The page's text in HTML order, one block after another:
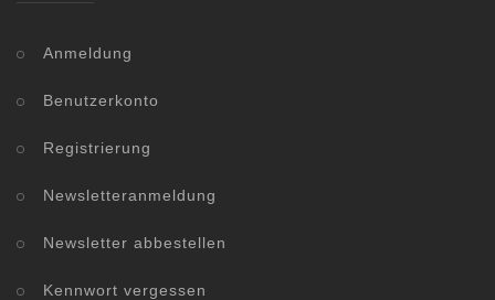
Anmeldung
Benutzerkonto
Registrierung
Newsletteranmeldung
Newsletter abbestellen
Kennwort vergessen